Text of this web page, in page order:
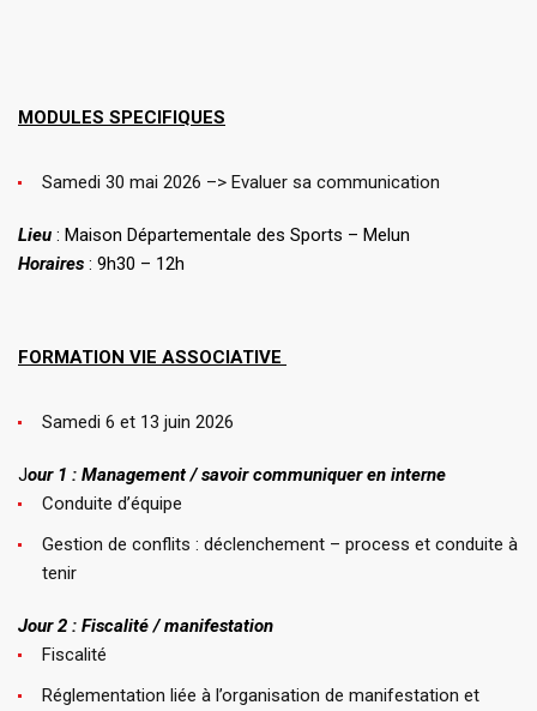
MODULES SPECIFIQUES
Samedi 30 mai 2026 –> Evaluer sa communication
Lieu : Maison Départementale des Sports – Melun
Horaires : 9h30 – 12h
FORMATION VIE ASSOCIATIVE
Samedi 6 et 13 juin 2026
Jour 1 : Management / savoir communiquer en interne
Conduite d’équipe
Gestion de conflits : déclenchement – process et conduite à
tenir
Jour 2 : Fiscalité / manifestation
Fiscalité
Réglementation liée à l’organisation de manifestation et